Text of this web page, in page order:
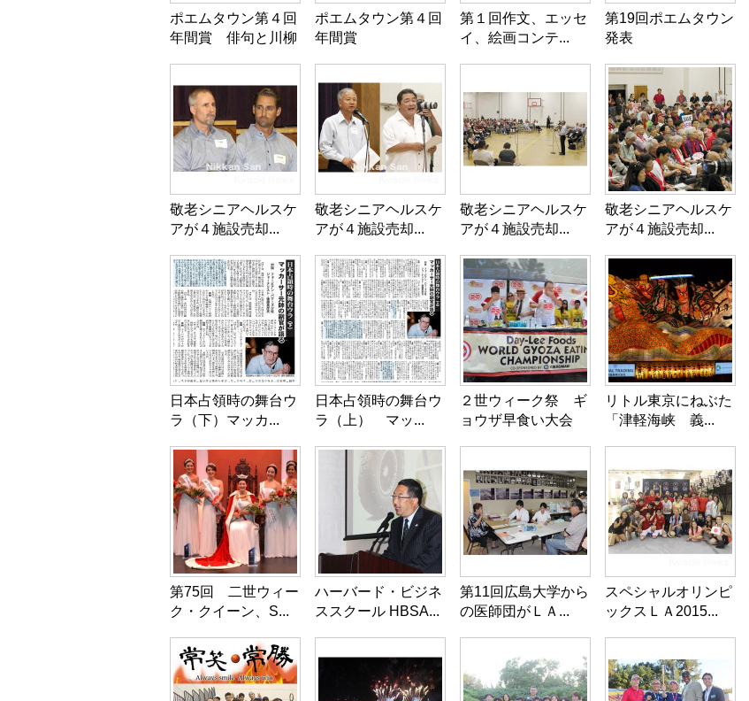
ポエムタウン第４回
年間賞 俳句と川柳
ポエムタウン第４回
年間賞
第１回作文、エッセ
イ、絵画コンテ...
第19回ポエムタウン
発表
敬老シニアヘルスケ
アが４施設売却...
敬老シニアヘルスケ
アが４施設売却...
敬老シニアヘルスケ
アが４施設売却...
敬老シニアヘルスケ
アが４施設売却...
日本占領時の舞台ウ
ラ（下）マッカ...
日本占領時の舞台ウ
ラ（上） マッ...
２世ウィーク祭 ギ
ョウザ早食い大会
リトル東京にねぶた
「津軽海峡 義...
第75回 二世ウィー
ク・クイーン、S...
ハーバード・ビジネ
ススクール HBSA...
第11回広島大学から
の医師団がＬＡ...
スペシャルオリンピ
ックスＬＡ2015...